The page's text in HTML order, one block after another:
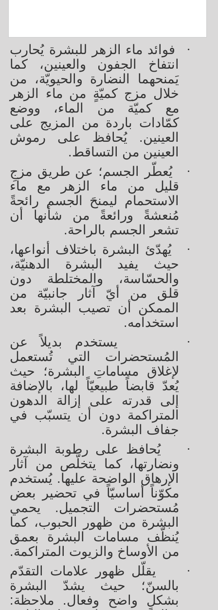
·
فوائد ماء الزهر للبشرة يُحارب
انتفاخ الجفون والعينين، كما
يَمنحهما النضارة والحيويّة، من
خلال مزج كميّةٍ من ماء الزهر
مع كميّة من الماء، ووضع
كمّادات باردة من المزيج على
العينين. يُحافظ على رموش
العينين من التساقط.
·
يُعطّر الجسم؛ عن طريق مزجِ
قليل من ماء الزهر مع ماء
الاستحمام ليمنحَ الجسم رائحةً
مُنعشةً ورائعةً من شأنها أن
تشعر الجسم بالراحة.
·
يُهدّئ البشرة باختلاف أنواعها،
حيث يفيد البشرة الدهنيّة،
والحسّاسة، والمختلطة دون
قلق من أيّ آثار جانبيّة من
الممكن أن تصيب البشرة بعد
استخدامه.
·
يستخدم بديلاً عن
المُستحضرات التي تُستعمل
لإغلاق مساماتِ البشرة؛ حيث
يُعدّ قابضاً طبيعيّاً لها، بالإضافة
إلى قدرته على إزالة الدهون
المتراكمة دون أن يتسبّب في
جفاف البشرة.
·
يُحافظ على رطوبة البشرة
ونضارتها، كما يتخلّص من آثار
الإرهاق الواضحة عليها. يُستخدم
مكوّناً أساسيّاً في تحضير بعض
مُستحضرات التجميل. يحمي
البشرة من ظهور الحبوب، كما
يُنظّف مسامات البشرة بعمق
من الأوساخ والزيوت المتراكمة.
·
يقلّل ظهور علامات التقدّم
بالسنّ؛ حيث يشدّ البشرة
بشكلٍ واضح وفعال. ملاحظة: